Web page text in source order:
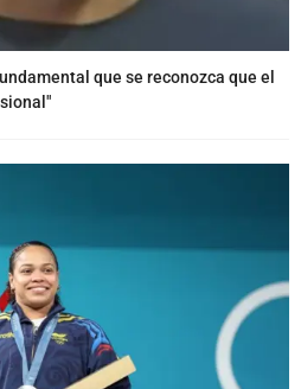
que se reconozca que el